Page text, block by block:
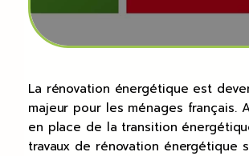
La rénovation énergétique est
majeur pour les ménages français.
en place de la transition
travaux de rénovation énergétique